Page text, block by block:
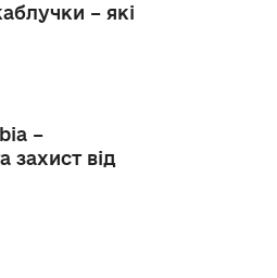
– які
–
захист від